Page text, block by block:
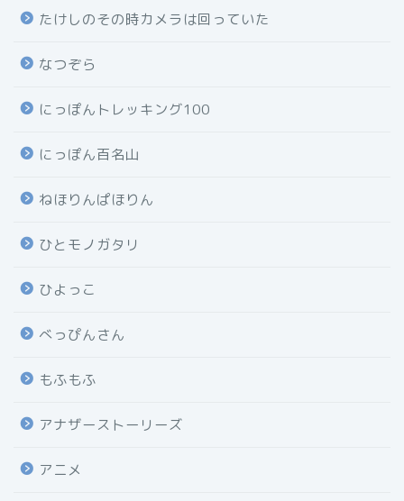
たけしのその時カメラは回っていた
なつぞら
にっぽんトレッキング100
にっぽん百名山
ねほりんぱほりん
ひとモノガタリ
ひよっこ
べっぴんさん
もふもふ
アナザーストーリーズ
アニメ